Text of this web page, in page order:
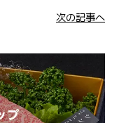
次の記事へ